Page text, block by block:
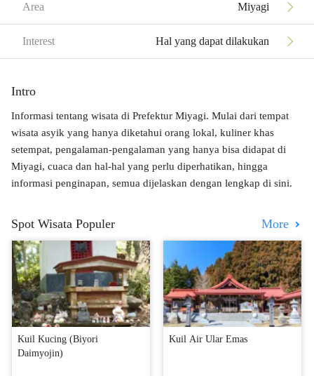
Area Miyagi
Interest Hal yang dapat dilakukan
Intro
Informasi tentang wisata di Prefektur Miyagi. Mulai dari tempat
wisata asyik yang hanya diketahui orang lokal, kuliner khas
setempat, pengalaman-pengalaman yang hanya bisa didapat di
Miyagi, cuaca dan hal-hal yang perlu diperhatikan, hingga
informasi penginapan, semua dijelaskan dengan lengkap di sini.
Spot Wisata Populer More
Kuil Kucing (Biyori
Daimyojin)
Kuil Air Ular Emas